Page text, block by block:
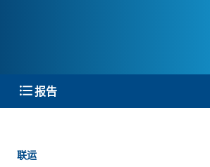
报告
联运